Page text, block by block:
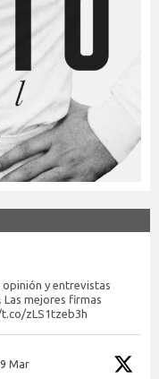
y entrevistas
Las mejores firmas
zLS1tzeb3h
Mar